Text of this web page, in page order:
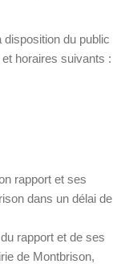
du public
horaires suivants :
rapport et ses
dans un délai de
rapport et de ses
de Montbrison,